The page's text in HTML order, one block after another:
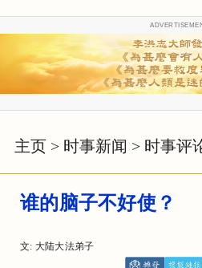
主页 > 时事新闻 > 时事评
谁的脑子不好使？
文: 大陆大法弟子